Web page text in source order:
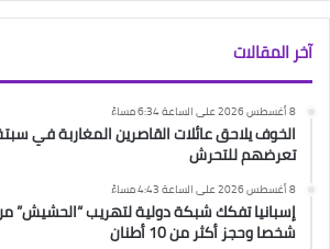
آخر المقالات
8 أغسطس 2026 على الساعة 6:34 مساءً
الخوف يلاحق عائلات القاصرين المغاربة في
تعرضهم للتحرش
8 أغسطس 2026 على الساعة 4:43 مساءً
شخصا وحجز أكثر من 10 أطنان